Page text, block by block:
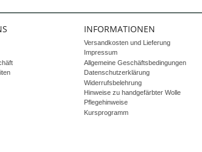
INFORMATIONEN
Versandkosten und Lieferung
Impressum
Allgemeine Geschäftsbedingungen
Datenschutzerklärung
Widerrufsbelehrung
Hinweise zu handgefärbter Wolle
Pflegehinweise
Kursprogramm